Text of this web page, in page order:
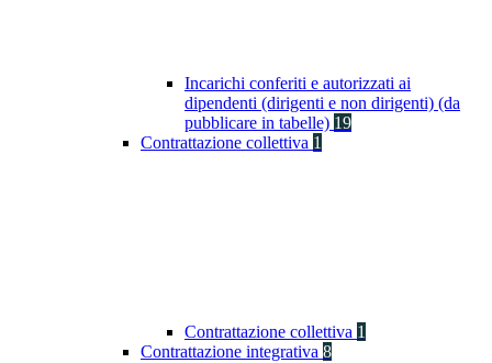
Incarichi conferiti e autorizzati ai
dipendenti (dirigenti e non dirigenti) (da
pubblicare in tabelle) 19
Contrattazione collettiva 1
Contrattazione collettiva 1
Contrattazione integrativa 8